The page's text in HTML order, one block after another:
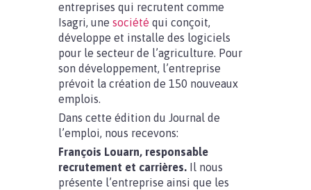
entreprises qui recrutent comme
Isagri, une société qui conçoit,
développe et installe des logiciels
pour le secteur de l’agriculture. Pour
son développement, l’entreprise
prévoit la création de 150 nouveaux
emplois.
Dans cette édition du Journal de
l’emploi, nous recevons:
François Louarn, responsable
recrutement et carrières. Il nous
présente l’entreprise ainsi que les